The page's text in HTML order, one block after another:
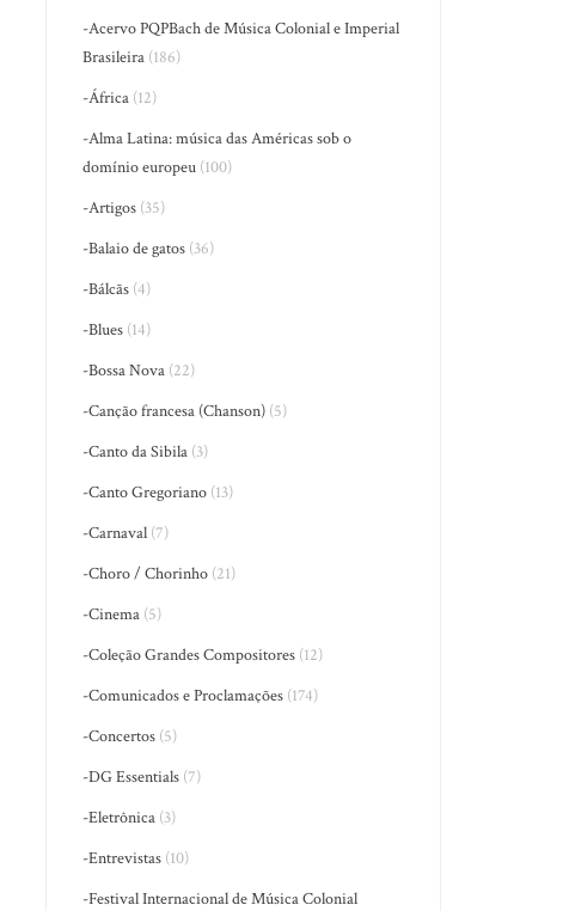
-Acervo PQPBach de Música Colonial e Imperial
Brasileira (186)
-África (12)
-Alma Latina: música das Américas sob o
domínio europeu (100)
-Artigos (35)
-Balaio de gatos (36)
-Bálcãs (4)
-Blues (14)
-Bossa Nova (22)
-Canção francesa (Chanson) (5)
-Canto da Sibila (3)
-Canto Gregoriano (13)
-Carnaval (7)
-Choro / Chorinho (21)
-Cinema (5)
-Coleção Grandes Compositores (12)
-Comunicados e Proclamações (174)
-Concertos (5)
-DG Essentials (7)
-Eletrônica (3)
-Entrevistas (10)
-Festival Internacional de Música Colonial